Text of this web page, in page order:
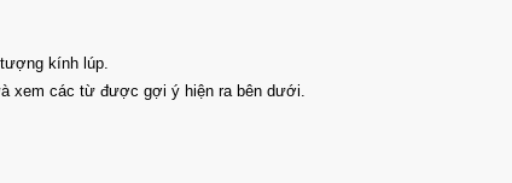
kính lúp.
xem các từ được gợi ý hiện ra bên dưới.